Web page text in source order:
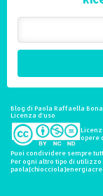
Blog di Paola Raffaella
Licenza d'uso
opere
Puoi condividere sempre
Per ogni altro tipo di